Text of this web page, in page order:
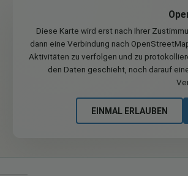
Diese Karte wird erst nach Ihrer
dann eine Verbindung nach
Aktivitäten zu verfolgen und zu
den Daten geschieht, noch darauf
EINMAL ERLAUBEN